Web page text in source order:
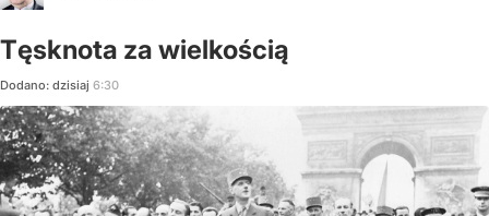
Tęsknota za wielkością
Dodano: dzisiaj 6:30